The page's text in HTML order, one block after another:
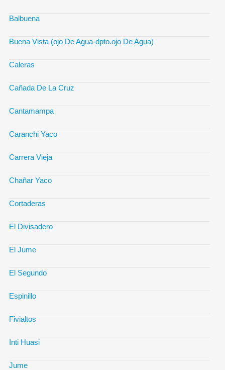
Balbuena
Buena Vista (ojo De Agua-dpto.ojo De Agua)
Caleras
Cañada De La Cruz
Cantamampa
Caranchi Yaco
Carrera Vieja
Chañar Yaco
Cortaderas
El Divisadero
El Jume
El Segundo
Espinillo
Fivialtos
Inti Huasi
Jume